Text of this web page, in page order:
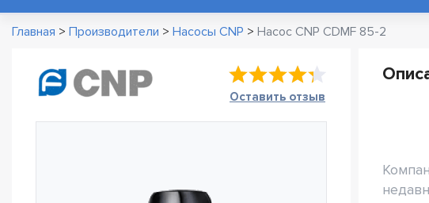
Главная > Производители > Насосы CNP > Насос CNP CDMF 85-2
Оставить отзыв